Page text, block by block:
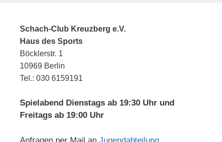
Schach-Club Kreuzberg e.V.
Haus des Sports
Böcklerstr. 1
10969 Berlin
Tel.: 030 6159191
Spielabend Dienstags ab 19:30 Uhr und
Freitags ab 19:00 Uhr
Anfragen per Mail an Jugendabteilung